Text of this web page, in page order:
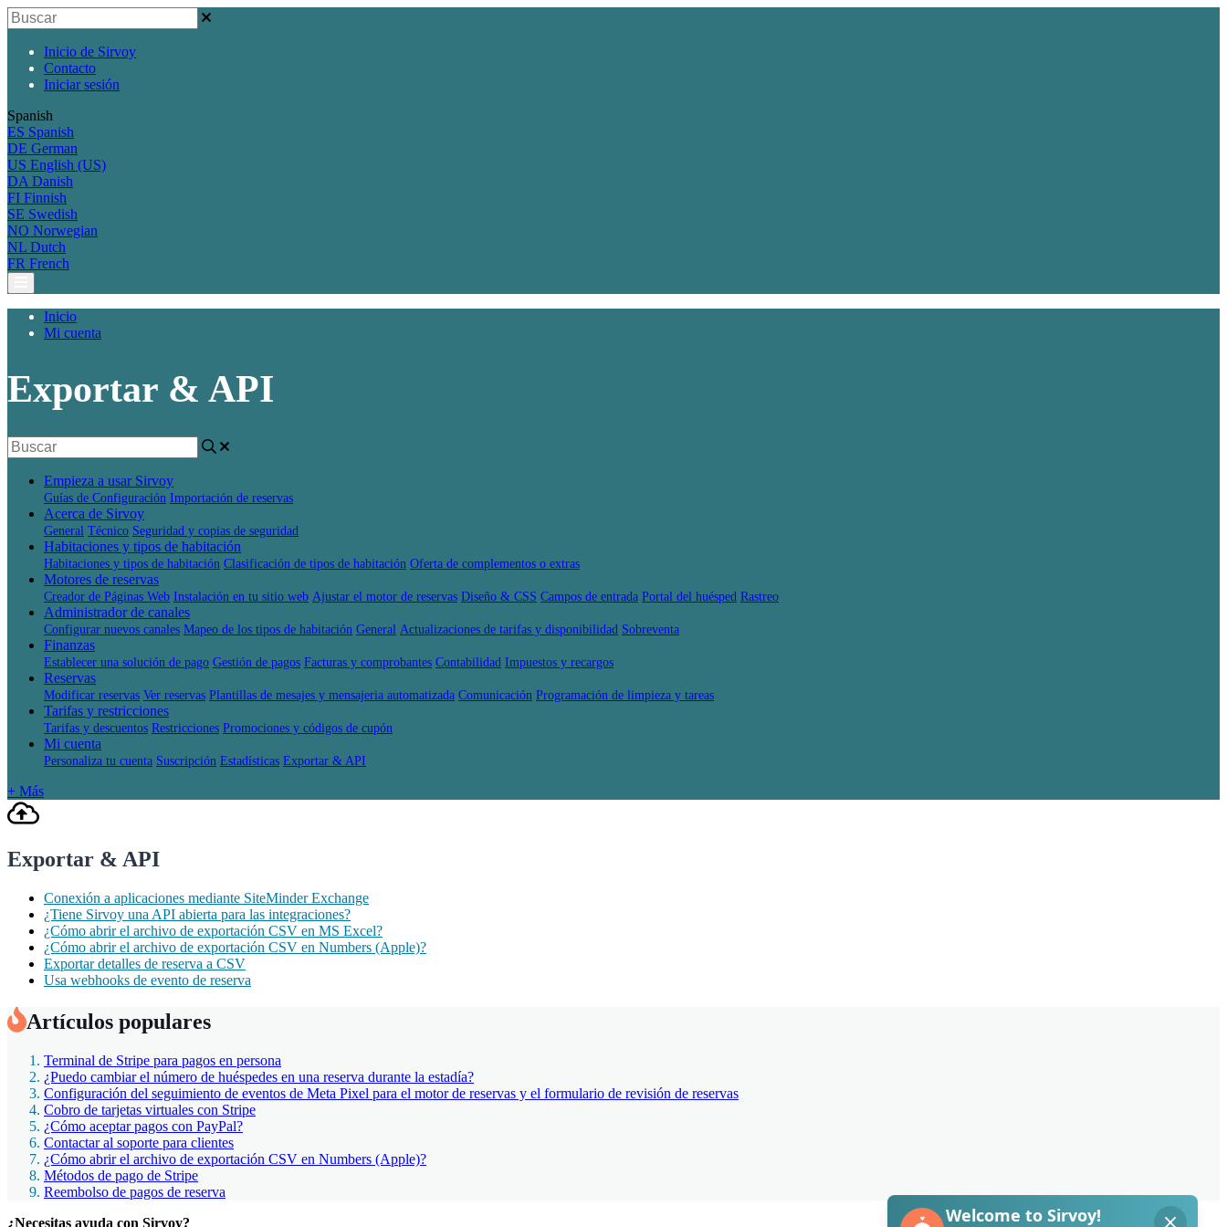
Inicio de Sirvoy
Contacto
Iniciar sesión
Spanish
ES Spanish
DE German
US English (US)
DA Danish
FI Finnish
SE Swedish
NO Norwegian
NL Dutch
FR French
Inicio
Mi cuenta
Exportar & API
Empieza a usar Sirvoy
Guías de Configuración Importación de reservas
Acerca de Sirvoy
General Técnico Seguridad y copias de seguridad
Habitaciones y tipos de habitación
Habitaciones y tipos de habitación Clasificación de tipos de habitación Oferta de complementos o extras
Motores de reservas
Creador de Páginas Web Instalación en tu sitio web Ajustar el motor de reservas Diseño & CSS Campos de entrada Portal del huésped Rastreo
Administrador de canales
Configurar nuevos canales Mapeo de los tipos de habitación General Actualizaciones de tarifas y disponibilidad Sobreventa
Finanzas
Establecer una solución de pago Gestión de pagos Facturas y comprobantes Contabilidad Impuestos y recargos
Reservas
Modificar reservas Ver reservas Plantillas de mesajes y mensajeria automatizada Comunicación Programación de limpieza y tareas
Tarifas y restricciones
Tarifas y descuentos Restricciones Promociones y códigos de cupón
Mi cuenta
Personaliza tu cuenta Suscripción Estadísticas Exportar & API
+ Más
Exportar & API
Conexión a aplicaciones mediante SiteMinder Exchange
¿Tiene Sirvoy una API abierta para las integraciones?
¿Cómo abrir el archivo de exportación CSV en MS Excel?
¿Cómo abrir el archivo de exportación CSV en Numbers (Apple)?
Exportar detalles de reserva a CSV
Usa webhooks de evento de reserva
Artículos populares
Terminal de Stripe para pagos en persona
¿Puedo cambiar el número de huéspedes en una reserva durante la estadía?
Configuración del seguimiento de eventos de Meta Pixel para el motor de reservas y el formulario de revisión de reservas
Cobro de tarjetas virtuales con Stripe
¿Cómo aceptar pagos con PayPal?
Contactar al soporte para clientes
¿Cómo abrir el archivo de exportación CSV en Numbers (Apple)?
Métodos de pago de Stripe
Reembolso de pagos de reserva
¿Necesitas ayuda con Sirvoy?